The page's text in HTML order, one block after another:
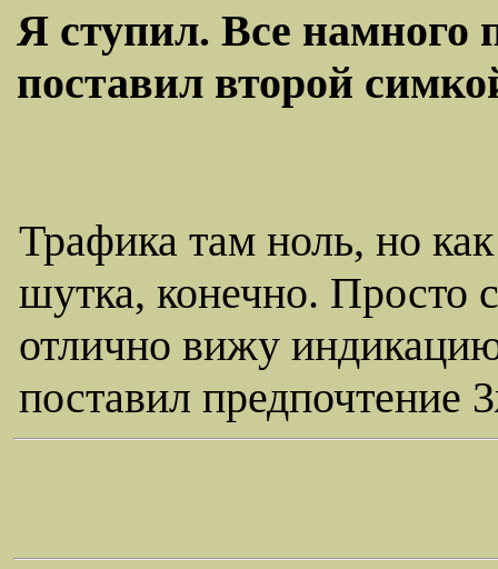
Я ступил. Все намного
поставил второй
Трафика там ноль, но
шутка, конечно. Просто
отлично вижу
поставил